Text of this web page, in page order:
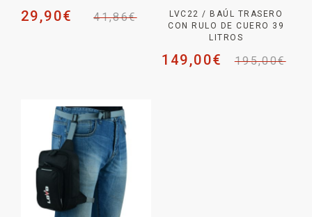
41,86€
29,90€
LVC22 / BAÚL TRASERO
CON RULO DE CUERO 39
LITROS
195,00€
149,00€